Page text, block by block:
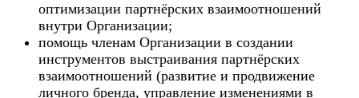
оптимизации партнёрских взаимоотношений
внутри Организации;
помощь членам Организации в создании
инструментов выстраивания партнёрских
взаимоотношений (развитие и продвижение
личного бренда, управление изменениями в